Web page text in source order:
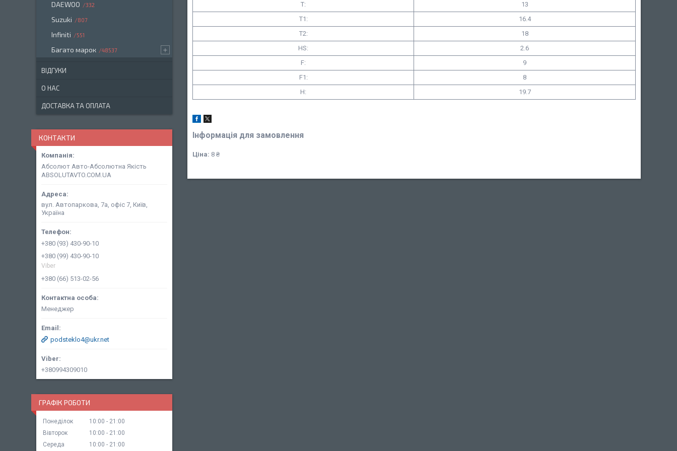
T:
13
T1:
16.4
Т2:
18
HS:
2.6
F:
9
F1:
8
H:
19.7
Інформація для замовлення
Ціна: 8 ₴
DAEWOO 332
Suzuki 807
Infiniti 551
Багато марок 48537
ВІДГУКИ
О НАС
ДОСТАВКА ТА ОПЛАТА
КОНТАКТИ
Абсолют Авто-Абсолютна Якість
ABSOLUTAVTO.COM.UA
вул. Автопаркова, 7а, офіс 7, Київ,
Україна
+380 (93) 430-90-10
+380 (99) 430-90-10
Viber
+380 (66) 513-02-56
Менеджер
podsteklo4@ukr.net
+380994309010
ГРАФІК РОБОТИ
Понеділок 10:00
21:00
Вівторок
10:00
21:00
Середа
10:00 21:00